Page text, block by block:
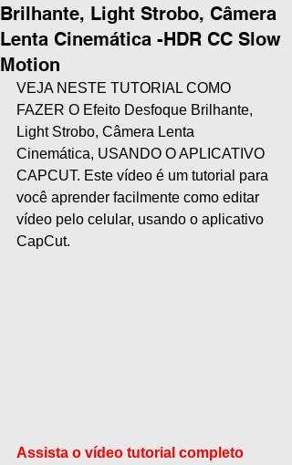
Brilhante, Light Strobo, Câmera
Lenta Cinemática -HDR CC Slow
Motion
VEJA NESTE TUTORIAL COMO
FAZER O Efeito Desfoque Brilhante,
Light Strobo, Câmera Lenta
Cinemática, USANDO O APLICATIVO
CAPCUT. Este vídeo é um tutorial para
você aprender facilmente como editar
vídeo pelo celular, usando o aplicativo
CapCut.
Assista o vídeo tutorial completo